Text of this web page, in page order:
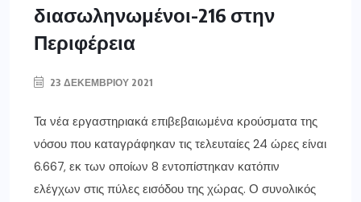
διασωληνωμένοι-216 στην
Περιφέρεια
23 ΔΕΚΕΜΒΡΊΟΥ 2021
Τα νέα εργαστηριακά επιβεβαιωμένα κρούσματα της
νόσου που καταγράφηκαν τις τελευταίες 24 ώρες είναι
6.667, εκ των οποίων 8 εντοπίστηκαν κατόπιν
ελέγχων στις πύλες εισόδου της χώρας. Ο συνολικός